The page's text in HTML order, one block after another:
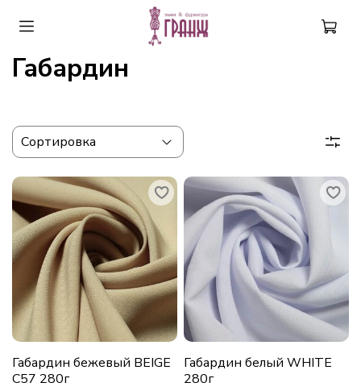
Габардин
Габардин бежевый BEIGE
C57 280г
Габардин белый WHITE
280г